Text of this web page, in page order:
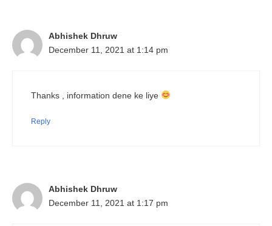
Abhishek Dhruw
December 11, 2021 at 1:14 pm
Thanks , information dene ke liye
Reply
Abhishek Dhruw
December 11, 2021 at 1:17 pm